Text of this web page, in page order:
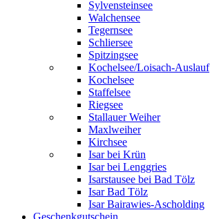
Sylvensteinsee
Walchensee
Tegernsee
Schliersee
Spitzingsee
Kochelsee/Loisach-Auslauf
Kochelsee
Staffelsee
Riegsee
Stallauer Weiher
Maxlweiher
Kirchsee
Isar bei Krün
Isar bei Lenggries
Isarstausee bei Bad Tölz
Isar Bad Tölz
Isar Bairawies-Ascholding
Geschenkgutschein